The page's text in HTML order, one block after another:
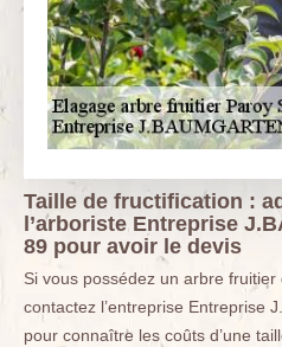
Taille de fructification :
l’arboriste Entreprise
89 pour avoir le devis
Si vous possédez un arbre
contactez l’entreprise Entreprise
pour connaître les coûts d’une